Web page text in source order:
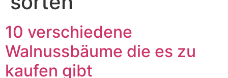
10 verschiedene
Walnussbäume die es zu
kaufen gibt